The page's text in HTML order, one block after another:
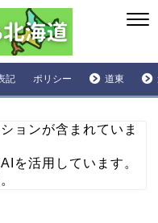
記 ポリシー 道東
ョンが含まれていま
を活用しています。